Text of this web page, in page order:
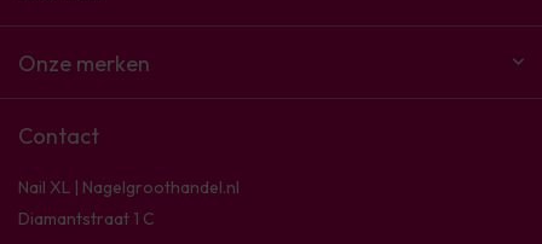
Onze merken
Contact
Nail XL | Nagelgroothandel.nl
Diamantstraat 1 C